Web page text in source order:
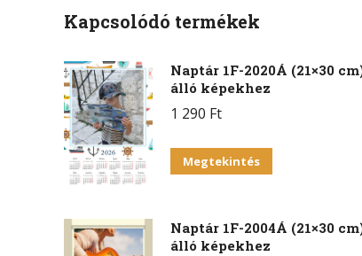
Kapcsolódó termékek
Naptár 1F-2020Á (21×30
álló képekhez
1 290 Ft
Megtekintés
Naptár 1F-2004Á (21×30
álló képekhez